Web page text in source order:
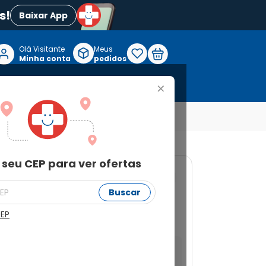
Baixar App
+
CEP para ver ofertas
Buscar
Olá Visitante
Minha conta
Meus
pedidos
60 Comprimidos
ver ofertas